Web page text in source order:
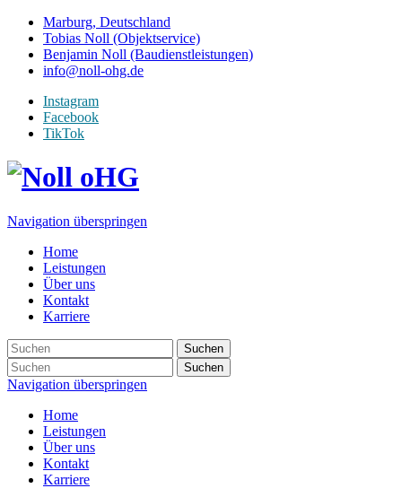
Marburg, Deutschland
Tobias Noll (Objektservice)
Benjamin Noll (Baudienstleistungen)
info@noll-ohg.de
Instagram
Facebook
TikTok
Navigation überspringen
Home
Leistungen
Über uns
Kontakt
Karriere
Suchen
Suchen
Navigation überspringen
Home
Leistungen
Über uns
Kontakt
Karriere